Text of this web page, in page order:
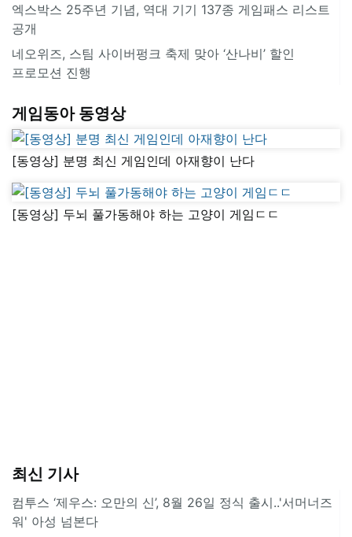
엑스박스 25주년 기념, 역대 기기 137종 게임패스 리스트
공개
네오위즈, 스팀 사이버펑크 축제 맞아 ‘산나비’ 할인
프로모션 진행
게임동아 동영상
[동영상] 분명 최신 게임인데 아재향이 난다
[동영상] 두뇌 풀가동해야 하는 고양이 게임ㄷㄷ
최신 기사
컴투스 ‘제우스: 오만의 신’, 8월 26일 정식 출시..'서머너즈
워' 아성 넘본다